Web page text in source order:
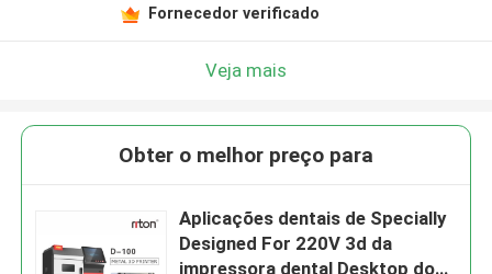
Fornecedor verificado
Veja mais
Obter o melhor preço para
Aplicações dentais de Specially
Designed For 220V 3d da
impressora dental Desktop do